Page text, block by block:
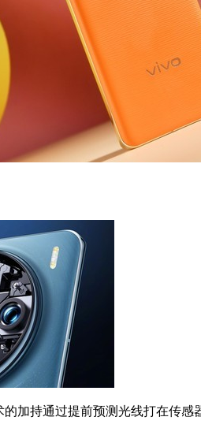
的加持通过提前预测光线打在传感